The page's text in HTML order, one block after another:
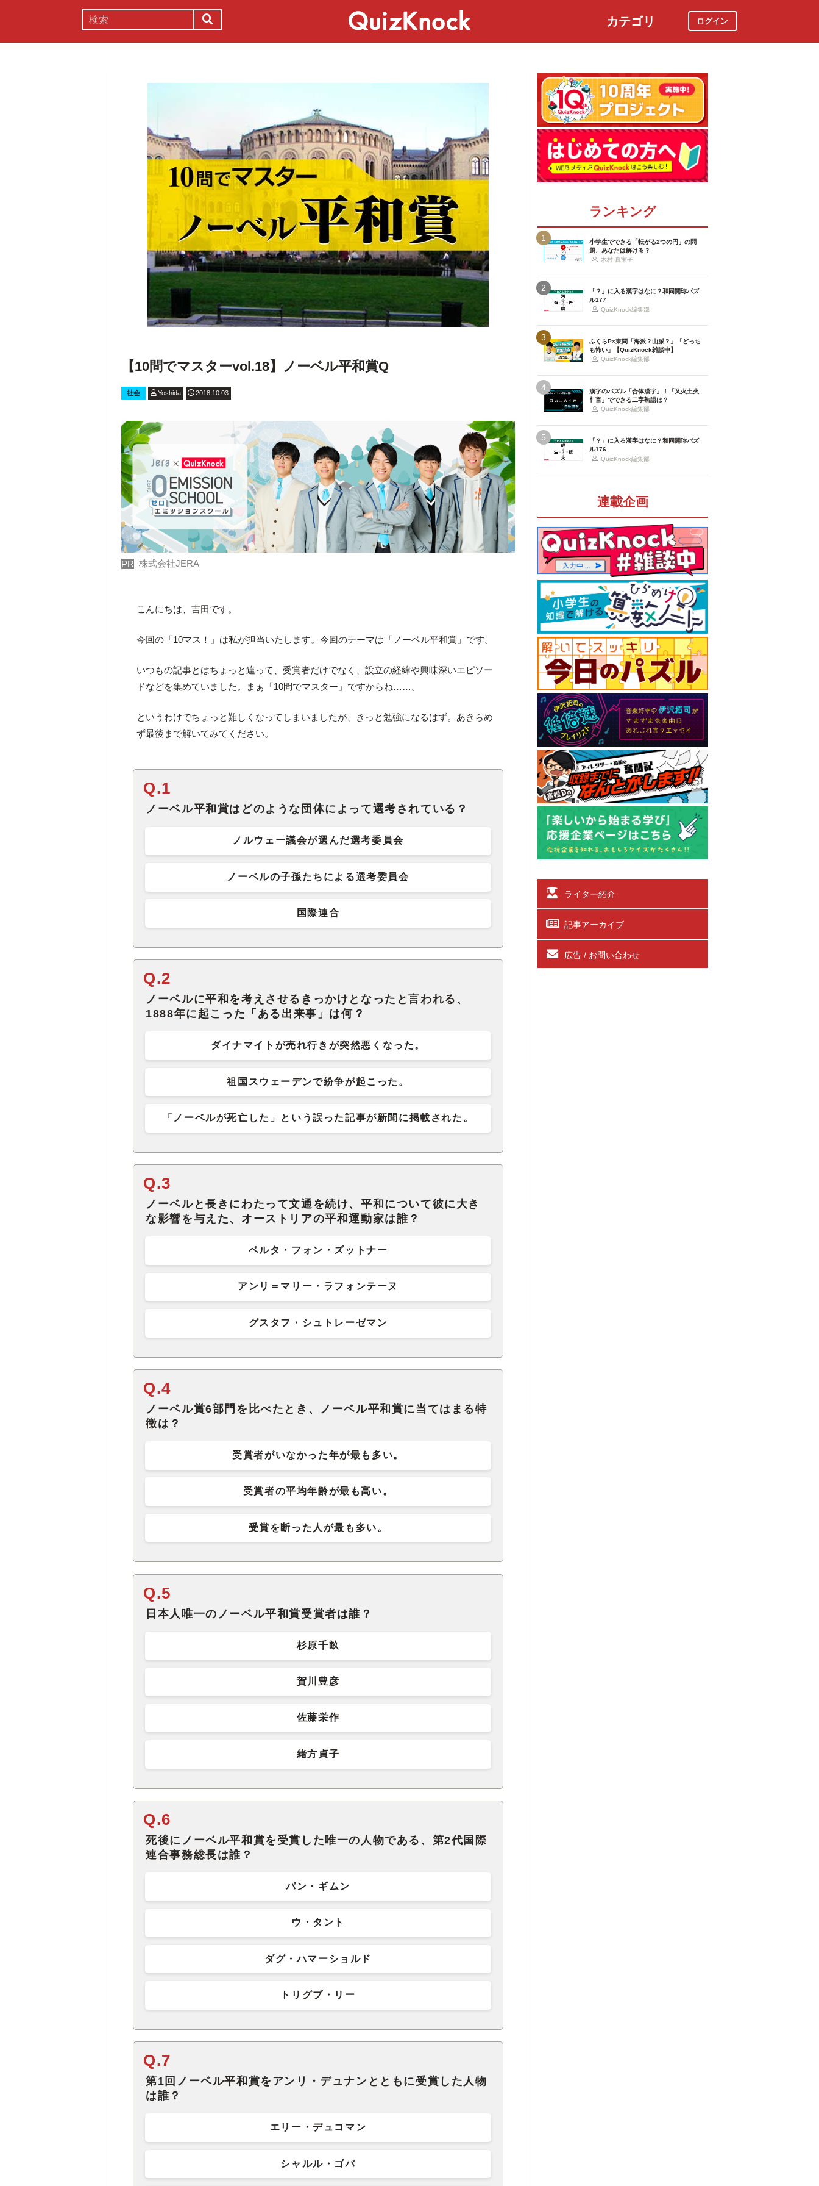
カテゴリ ログイン
【10問でマスターvol.18】ノーベル平和賞Q
社会 Yoshida 2018.10.03
PR 株式会社JERA
こんにちは、吉田です。
今回の「10マス！」は私が担当いたします。今回のテーマは「ノーベル平和賞」です。
いつもの記事とはちょっと違って、受賞者だけでなく、設立の経緯や興味深いエピソー
ドなどを集めていました。まぁ「10問でマスター」ですからね……。
というわけでちょっと難しくなってしまいましたが、きっと勉強になるはず。あきらめ
ず最後まで解いてみてください。
Q.1
ノーベル平和賞はどのような団体によって選考されている？
ノルウェー議会が選んだ選考委員会
ノーベルの子孫たちによる選考委員会
国際連合
Q.2
ノーベルに平和を考えさせるきっかけとなったと言われる、
1888年に起こった「ある出来事」は何？
ダイナマイトが売れ行きが突然悪くなった。
祖国スウェーデンで紛争が起こった。
「ノーベルが死亡した」という誤った記事が新聞に掲載された。
Q.3
ノーベルと長きにわたって文通を続け、平和について彼に大き
な影響を与えた、オーストリアの平和運動家は誰？
ベルタ・フォン・ズットナー
アンリ＝マリー・ラフォンテーヌ
グスタフ・シュトレーゼマン
Q.4
ノーベル賞6部門を比べたとき、ノーベル平和賞に当てはまる特
徴は？
受賞者がいなかった年が最も多い。
受賞者の平均年齢が最も高い。
受賞を断った人が最も多い。
Q.5
日本人唯一のノーベル平和賞受賞者は誰？
杉原千畝
賀川豊彦
佐藤栄作
緒方貞子
Q.6
死後にノーベル平和賞を受賞した唯一の人物である、第2代国際
連合事務総長は誰？
パン・ギムン
ウ・タント
ダグ・ハマーショルド
トリグブ・リー
Q.7
第1回ノーベル平和賞をアンリ・デュナンとともに受賞した人物
は誰？
エリー・デュコマン
シャルル・ゴバ
ランキング
1
小学生でできる「転がる2つの円」の問
題、あなたは解ける？
木村 真実子
2
「？」に入る漢字はなに？和同開珎パズ
ル177
QuizKnock編集部
3
ふくらP×東問「海派？山派？」「どっち
も怖い」【QuizKnock雑談中】
QuizKnock編集部
4
漢字のパズル「合体漢字」！「又火土火
忄言」でできる二字熟語は？
QuizKnock編集部
5
「？」に入る漢字はなに？和同開珎パズ
ル176
QuizKnock編集部
連載企画
ライター紹介
記事アーカイブ
広告 / お問い合わせ